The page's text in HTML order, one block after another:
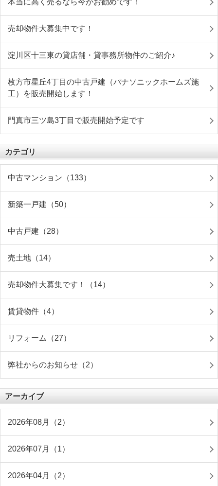
本当に高く売るなら今がお勧めです！
売却物件大募集中です！
淀川区十三東の貸店舗・貸事務所物件のご紹介♪
枚方市星丘4丁目の中古戸建（パナソニックホームズ施
工）を販売開始します！
門真市三ツ島3丁目で販売開始予定です
カテゴリ
中古マンション（133）
新築一戸建（50）
中古戸建（28）
売土地（14）
売却物件大募集です！（14）
賃貸物件（4）
リフォーム（27）
弊社からのお知らせ（2）
アーカイブ
2026年08月（2）
2026年07月（1）
2026年04月（2）